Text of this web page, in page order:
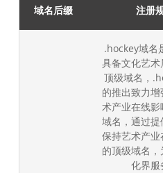
域名后缀 注册
.hockey域名
具备文化艺
顶级域名，
的推出致力
术产业在线影
域名，通过
保持艺术产业
的顶级域名
化界服